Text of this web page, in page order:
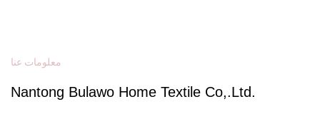
معلومات عنا
Nantong Bulawo Home Textile Co,.Ltd.